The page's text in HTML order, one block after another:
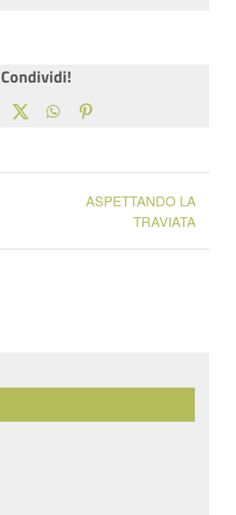
Condividi!
Facebook
X WhatsApp
ASPETTANDO LA
TRAVIATA